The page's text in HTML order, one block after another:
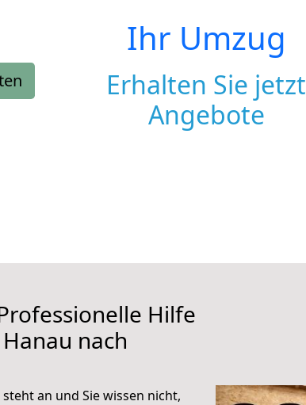
Ihr Umzug
Erhalten Sie jetzt
Angebote
Hilfe
nach
an und Sie wissen nicht,